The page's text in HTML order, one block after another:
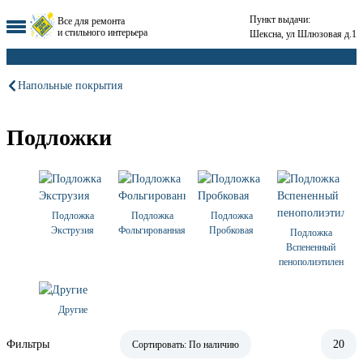
Все для ремонта
и стильного интерьера
Пункт выдачи:
Шексна, ул Шлюзовая д.1
Напольные покрытия
Подложки
Подложка
Экструзия
Подложка
Фольгированная
Подложка
Пробковая
Подложка
Вспененный
пенополиэтилен
Другие
Фильтры Сортировать: По наличию 20